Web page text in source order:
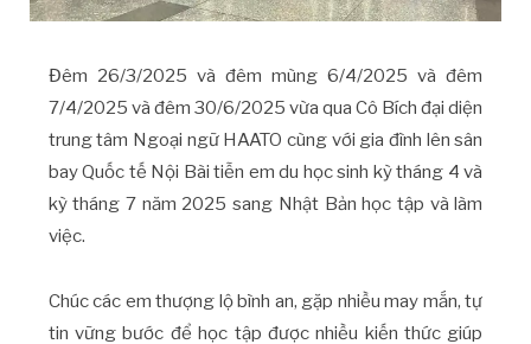
Đêm 26/3/2025 và đêm mùng 6/4/2025 và đêm
7/4/2025 và đêm 30/6/2025 vừa qua Cô Bích đại diện
trung tâm Ngoại ngữ HAATO cùng với gia đình lên sân
bay Quốc tế Nội Bài tiễn em du học sinh kỳ tháng 4 và
kỳ tháng 7 năm 2025 sang Nhật Bản học tập và làm
việc.
Chúc các em thượng lộ bình an, gặp nhiều may mắn, tự
tin vững bước để học tập được nhiều kiến thức giúp